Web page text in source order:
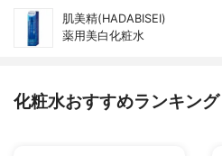
肌美精(HADABISEI)
薬用美白化粧水
化粧水おすすめランキング